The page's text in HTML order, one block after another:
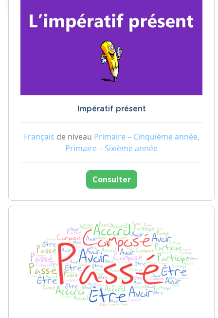
Impératif présent
Français de niveau Primaire – Cinquième année,
Primaire – Sixième année
Consulter